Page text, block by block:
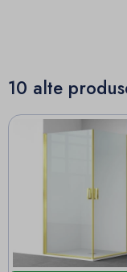
10 alte